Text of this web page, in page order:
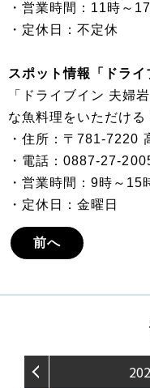
・営業時間：11時～
・定休日：不定休
スポット情報「ドライ
「ドライブイン 夫婦
な魚料理をいただける
・住所：〒781-7220
・電話：0887-27-
・営業時間：9時～15
・定休日：金曜日
前へ